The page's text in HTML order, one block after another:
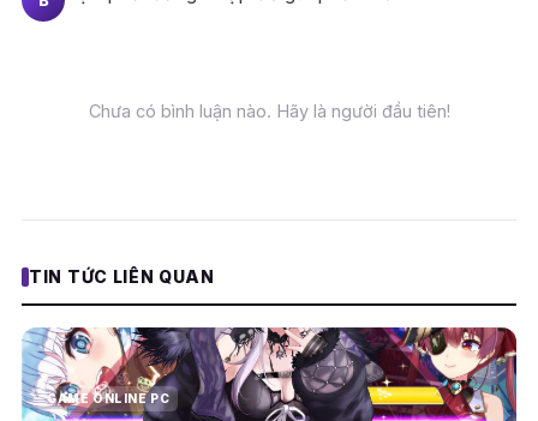
Chưa có bình luận nào. Hãy là người đầu tiên!
TIN TỨC LIÊN QUAN
GAME ONLINE PC